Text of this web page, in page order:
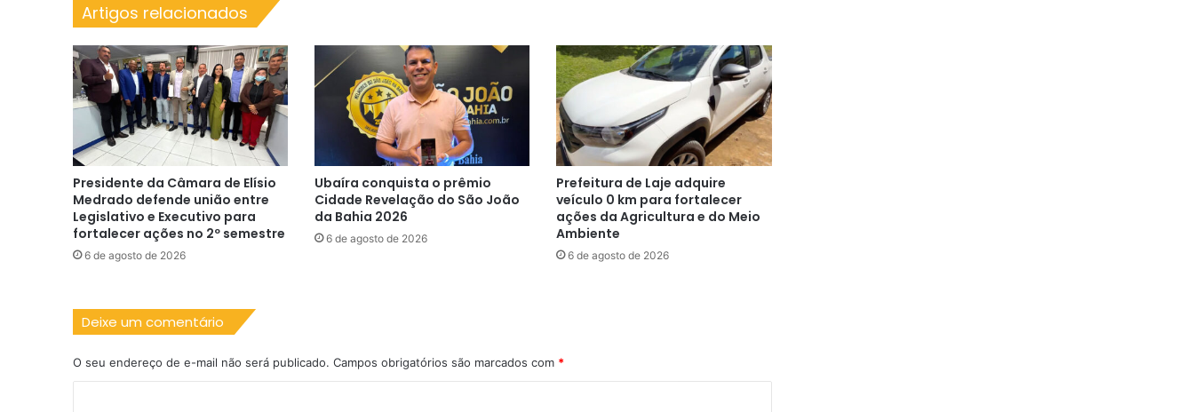
Salvador
Artigos relacionados
Presidente da Câmara de Elísio
Medrado defende união entre
Legislativo e Executivo para
fortalecer ações no 2º semestre
6 de agosto de 2026
Ubaíra conquista o prêmio
Cidade Revelação do São João
da Bahia 2026
6 de agosto de 2026
Prefeitura de Laje adquire
veículo 0 km para fortalecer
ações da Agricultura e do Meio
Ambiente
6 de agosto de 2026
Deixe um comentário
O seu endereço de e-mail não será publicado. Campos obrigatórios são marcados com *